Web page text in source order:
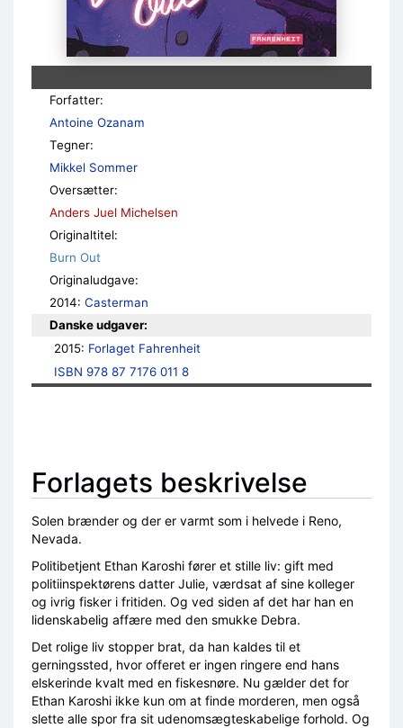
Forfatter:
Antoine Ozanam
Tegner:
Mikkel Sommer
Oversætter:
Anders Juel Michelsen
Originaltitel:
Burn Out
Originaludgave:
2014: Casterman
Danske udgaver:
2015: Forlaget Fahrenheit
ISBN 978 87 7176 011 8
Forlagets beskrivelse
Solen brænder og der er varmt som i helvede i Reno,
Nevada.
Politibetjent Ethan Karoshi fører et stille liv: gift med
politiinspektørens datter Julie, værdsat af sine kolleger
og ivrig fisker i fritiden. Og ved siden af det har han en
lidenskabelig affære med den smukke Debra.
Det rolige liv stopper brat, da han kaldes til et
gerningssted, hvor offeret er ingen ringere end hans
elskerinde kvalt med en fiskesnøre. Nu gælder det for
Ethan Karoshi ikke kun om at finde morderen, men også
slette alle spor fra sit udenomsægteskabelige forhold. Og